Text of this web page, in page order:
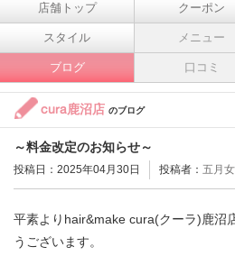
店舗トップ クーポン
スタイル メニュー
ブログ 口コミ
cura鹿沼店 のブログ
～料金改定のお知らせ～
投稿日：2025年04月30日 投稿者： 五月
平素よりhair&make cura(クーラ)鹿沼
うございます。